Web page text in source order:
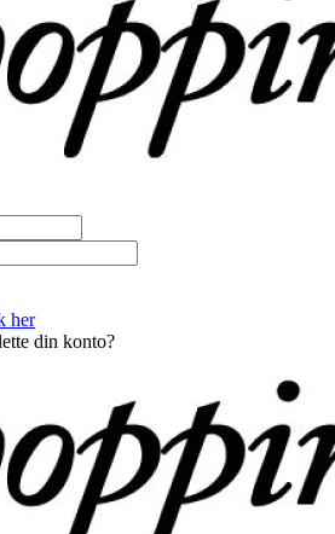
her
din konto?